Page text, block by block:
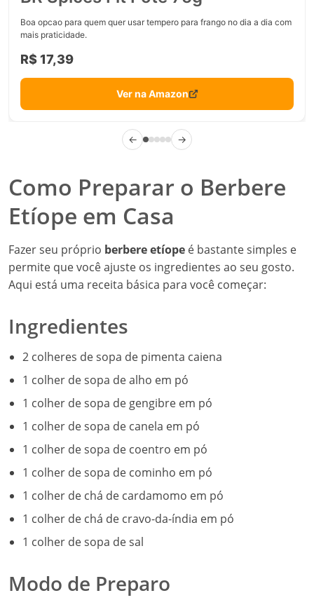
Boa opcao para quem quer usar tempero para frango no dia a dia com
mais praticidade.
R$ 17,39
Ver na Amazon
← →
Como Preparar o Berbere
Etíope em Casa
Fazer seu próprio berbere etíope é bastante simples e
permite que você ajuste os ingredientes ao seu gosto.
Aqui está uma receita básica para você começar:
Ingredientes
2 colheres de sopa de pimenta caiena
1 colher de sopa de alho em pó
1 colher de sopa de gengibre em pó
1 colher de sopa de canela em pó
1 colher de sopa de coentro em pó
1 colher de sopa de cominho em pó
1 colher de chá de cardamomo em pó
1 colher de chá de cravo-da-índia em pó
1 colher de sopa de sal
Modo de Preparo